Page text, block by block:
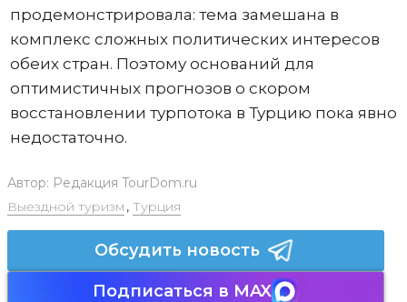
продемонстрировала: тема замешана в
комплекс сложных политических интересов
обеих стран. Поэтому оснований для
оптимистичных прогнозов о скором
восстановлении турпотока в Турцию пока явно
недостаточно.
Автор: Редакция TourDom.ru
Выездной туризм , Турция
Обсудить новость
Подписаться в MAX